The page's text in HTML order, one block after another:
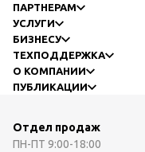
ПАРТНЕРАМ
УСЛУГИ
БИЗНЕСУ
ТЕХПОДДЕРЖКА
О КОМПАНИИ
ПУБЛИКАЦИИ
Отдел продаж
ПН-ПТ 9:00-18:00